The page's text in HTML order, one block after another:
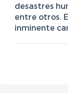
desastres
entre otros.
inminente